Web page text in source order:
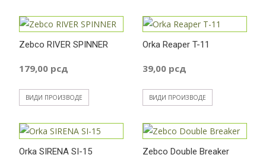
Zebco RIVER SPINNER
179,00 рсд
ВИДИ ПРОИЗВОДЕ
Orka Reaper T-11
39,00 рсд
ВИДИ ПРОИЗВОДЕ
Orka SIRENA SI-15 Zebco Double Breaker